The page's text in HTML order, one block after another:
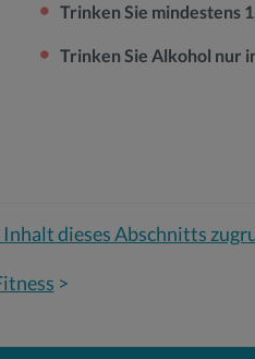
Trinken Sie mindestens
Trinken Sie Alkohol nur
dieses Abschnitts
>